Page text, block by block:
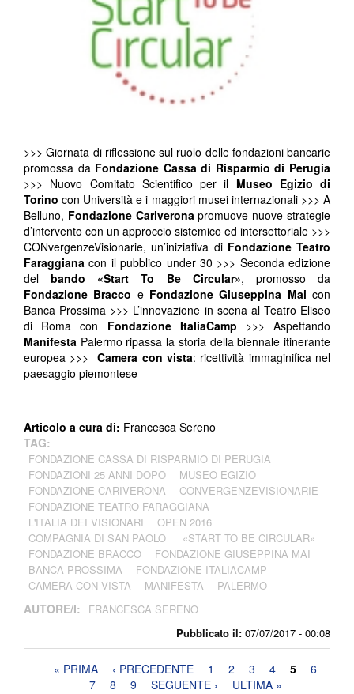
Pubblicato il: 07/07/2017 - 00:08
>>> Giornata di riflessione sul ruolo delle fondazioni bancarie
promossa da Fondazione Cassa di Risparmio di Perugia
>>> Nuovo Comitato Scientifico per il Museo Egizio di
Torino con Università e i maggiori musei internazionali >>> A
Belluno, Fondazione Cariveronapromuove nuove strategie
d’intervento con un approccio sistemico ed intersettoriale >>>
CONvergenzeVisionarie, un’iniziativa di Fondazione Teatro
Faraggianacon il pubblico under 30 >>> Seconda edizione
delbando «Start To Be Circular», promosso da
Fondazione Bracco e Fondazione Giuseppina Maicon
Banca Prossima >>> L’innovazione in scena al Teatro Eliseo
di Roma con Fondazione ItaliaCamp >>> Aspettando
Manifesta Palermo ripassa la storia della biennale itinerante
europea >>>Camera con vista: ricettività immaginifica nel
paesaggio piemontese
Articolo a cura di: Francesca Sereno
TAG:
FONDAZIONE CASSA DI RISPARMIO DI PERUGIA
FONDAZIONI 25 ANNI DOPO
MUSEO EGIZIO
FONDAZIONE CARIVERONA
CONVERGENZEVISIONARIE
FONDAZIONE TEATRO FARAGGIANA
L'ITALIA DEI VISIONARI
OPEN 2016
COMPAGNIA DI SAN PAOLO
«START TO BE CIRCULAR»
FONDAZIONE BRACCO
FONDAZIONE GIUSEPPINA MAI
BANCA PROSSIMA
FONDAZIONE ITALIACAMP
CAMERA CON VISTA
MANIFESTA PALERMO
AUTORE/I: FRANCESCA SERENO
Pagine« PRIMA ‹ PRECEDENTE 1 2 3 4 5
6
7
8 9 SEGUENTE › ULTIMA »